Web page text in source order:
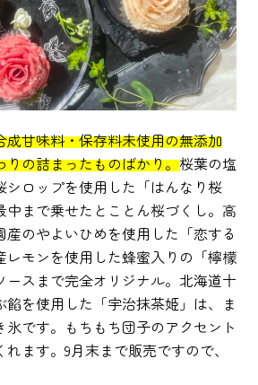
成甘味料・保存料未使用の無添加
りの詰まったものばかり。桜葉の塩
シロップを使用した「はんなり桜
中まで乗せたとことん桜づくし。高
のやよいひめを使用した「恋する
レモンを使用した蜂蜜入りの「檸檬
ースまで完全オリジナル。北海道十
餡を使用した「宇治抹茶姫」は、ま
氷です。もちもち団子のアクセント
ます。9月末まで販売ですので、